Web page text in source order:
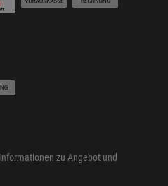
zu Angebot und